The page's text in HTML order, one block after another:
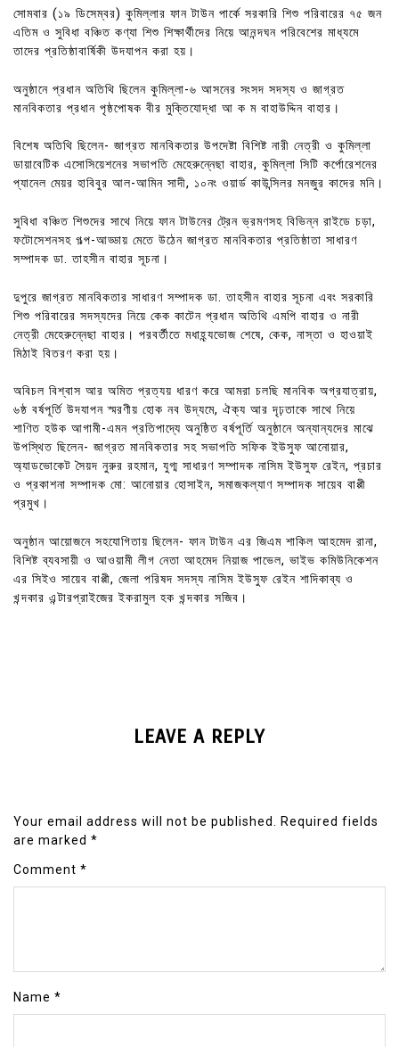
সোমবার (১৯ ডিসেম্বর) কুমিল্লার ফান টাউন পার্কে সরকারি শিশু পরিবারের ৭৫ জন
এতিম ও সুবিধা বঞ্চিত কণ্যা শিশু শিক্ষার্থীদের নিয়ে আনন্দঘন পরিবেশের মাধ্যমে
তাদের প্রতিষ্ঠাবার্ষিকী উদযাপন করা হয়।
অনুষ্ঠানে প্রধান অতিথি ছিলেন কুমিল্লা-৬ আসনের সংসদ সদস্য ও জাগ্রত
মানবিকতার প্রধান পৃষ্ঠপোষক বীর মুক্তিযোদ্ধা আ ক ম বাহাউদ্দিন বাহার।
বিশেষ অতিথি ছিলেন- জাগ্রত মানবিকতার উপদেষ্টা বিশিষ্ট নারী নেত্রী ও কুমিল্লা
ডায়াবেটিক এসোসিয়েশনের সভাপতি মেহেরুন্নেছা বাহার, কুমিল্লা সিটি কর্পোরেশনের
প্যানেল মেয়র হাবিবুর আল-আমিন সাদী, ১০নং ওয়ার্ড কাউন্সিলর মনজুর কাদের মনি।
সুবিধা বঞ্চিত শিশুদের সাথে নিয়ে ফান টাউনের ট্রেন ভ্রমণসহ বিভিন্ন রাইডে চড়া,
ফটোসেশনসহ গল্প-আড্ডায় মেতে উঠেন জাগ্রত মানবিকতার প্রতিষ্ঠাতা সাধারণ
সম্পাদক ডা. তাহসীন বাহার সূচনা।
দুপুরে জাগ্রত মানবিকতার সাধারণ সম্পাদক ডা. তাহসীন বাহার সূচনা এবং সরকারি
শিশু পরিবারের সদস্যদের নিয়ে কেক কাটেন প্রধান অতিথি এমপি বাহার ও নারী
নেত্রী মেহেরুন্নেছা বাহার। পরবর্তীতে মধাহ্ন্যভোজ শেষে, কেক, নাস্তা ও হাওয়াই
মিঠাই বিতরণ করা হয়।
অবিচল বিশ্বাস আর অমিত প্রত্যয় ধারণ করে আমরা চলছি মানবিক অগ্রযাত্রায়,
৬ষ্ঠ বর্ষপূর্তি উদযাপন স্মরণীয় হোক নব উদ্যমে, ঐক্য আর দৃঢ়তাকে সাথে নিয়ে
শাণিত হউক আগামী-এমন প্রতিপাদ্যে অনুষ্ঠিত বর্ষপূর্তি অনুষ্ঠানে অন্যান্যদের মাঝে
উপস্থিত ছিলেন- জাগ্রত মানবিকতার সহ সভাপতি সফিক ইউসুফ আনোয়ার,
অ্যাডভোকেট সৈয়দ নুরুর রহমান, যুগ্ম সাধারণ সম্পাদক নাসিম ইউসুফ রেইন, প্রচার
ও প্রকাশনা সম্পাদক মো: আনোয়ার হোসাইন, সমাজকল্যাণ সম্পাদক সায়েব বাপ্পী
প্রমুখ।
অনুষ্ঠান আয়োজনে সহযোগিতায় ছিলেন- ফান টাউন এর জিএম শাকিল আহমেদ রানা,
বিশিষ্ট ব্যবসায়ী ও আওয়ামী লীগ নেতা আহমেদ নিয়াজ পাভেল, ভাইভ কমিউনিকেশন
এর সিইও সায়েব বাপ্পী, জেলা পরিষদ সদস্য নাসিম ইউসুফ রেইন শাদিকাব্য ও
খন্দকার এন্টারপ্রাইজের ইকরামুল হক খন্দকার সজিব।
LEAVE A REPLY
Your email address will not be published. Required fields
are marked *
Comment *
Name *